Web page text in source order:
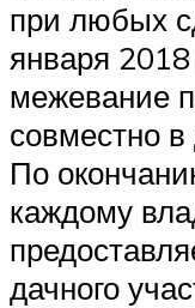
при любых
января
межевание
совместно
По
каждому
дачного